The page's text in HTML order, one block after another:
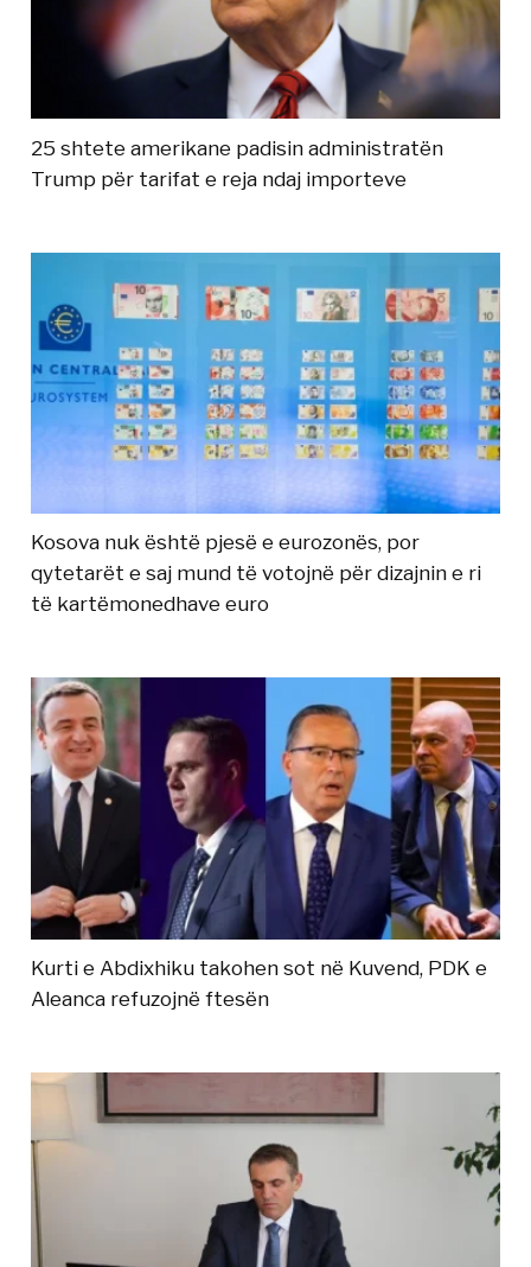
25 shtete amerikane padisin administratën
Trump për tarifat e reja ndaj importeve
Kosova nuk është pjesë e eurozonës, por
qytetarët e saj mund të votojnë për dizajnin e ri
të kartëmonedhave euro
Kurti e Abdixhiku takohen sot në Kuvend, PDK e
Aleanca refuzojnë ftesën